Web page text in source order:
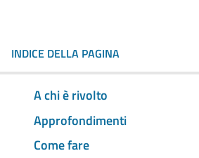
INDICE DELLA PAGINA
A chi è rivolto
Approfondimenti
Come fare